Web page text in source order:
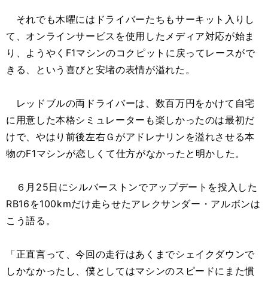
それでも木曜にはドライバーたちもサーキット入りし
て、オンラインサービスを使用したメディア対応が始ま
り、ようやくF1マシンのコクピットに戻ってレースがで
きる、という喜びと安堵の表情が溢れた。
レッドブルの両ドライバーは、数百万円をかけて自宅
に用意した本格シミュレーターも楽しかったのは最初だ
けで、やはり前後左右Ｇがアドレナリンを溢れさせる本
物のF1マシンが恋しくて仕方がなかったと明かした。
６月25日にシルバーストンでアップデートを投入した
RB16を100kmだけ走らせたアレクサンダー・アルボンは
こう語る。
「正直言って、今回の走行はあくまでシェイクダウンで
しかなかったし、僕としてはマシンのスピードにまた慣